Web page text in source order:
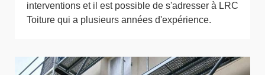
interventions et il est possible de s'adresser à LRC
Toiture qui a plusieurs années d'expérience.